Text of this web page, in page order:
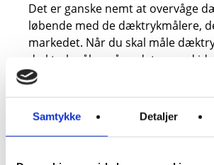
Samtykke Detaljer
Det er ganske nemt at overvåge
løbende med de dæktrykmålere,
markedet. Når du skal måle
dæktrykmåler, så er det en god
når dækkene er nogenlunde
om morgenen. Dæktrykket vil
dækkene er blevet varme.
På større tankstationer er det